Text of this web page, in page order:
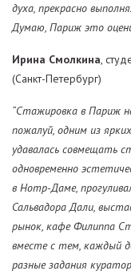
духа, прекрасно
Думаю, Париж это
Ирина Смолкина,
(Санкт-Петербург)
“Стажировка в Париж
пожалуй, одним из
удавалась совмещать
одновременно
в Нотр-Даме,
Сальвадора Дали,
рынок, кафе Филиппа
вместе с тем, каждый
разные задания